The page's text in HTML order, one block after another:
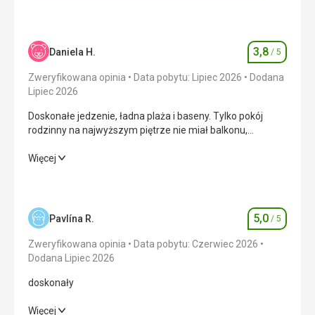
Daniela H. Ocena
3,8 / 5
Zweryfikowana opinia Data pobytu: Lipiec 2026
Dodana
Lipiec 2026
Doskonałe jedzenie, ładna plaża i baseny. Tylko pokój
rodzinny na najwyższym piętrze nie miał balkonu,
dla dwóch osób była niewygodna. Ogólnie oceniam
Doskonałe jedzenie, ładna plaża i baseny. Tylko pokój
pozytywnie.
Wyżywienie 5,0
Więcej
Pavlína R. Ocena
5,0 / 5
Zweryfikowana opinia
Data pobytu: Czerwiec 2026
Dodana Lipiec 2026
doskonały
doskonały
Więcej